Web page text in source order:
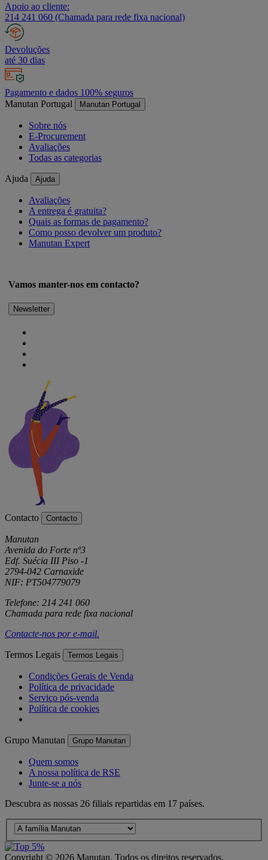
Apoio ao cliente:
214 241 060 (Chamada para rede fixa nacional)
Devoluções
até 30 dias
Pagamento e dados 100% seguros
Manutan Portugal
Manutan Portugal
Sobre nós
E-Procurement
Avaliações
Todas as categorias
Ajuda Ajuda
Avaliações
A entrega é gratuita?
Quais as formas de pagamento?
Como posso devolver um produto?
Manutan Expert
Vamos manter-nos em contacto?
Newsletter
Contacto Contacto
Manutan
Avenida do Forte nº3
Edf. Suécia III Piso -1
2794-042 Carnaxide
NIF: PT504779079
Telefone: 214 241 060
Chamada para rede fixa nacional
Contacte-nos pore-mail.
Termos Legais Termos Legais
Condições Gerais de Venda
Política de privacidade
Serviço pós-venda
Política de cookies
Grupo Manutan Grupo Manutan
Quem somos
A nossa política de RSE
Junte-se a nós
Descubra as nossas 26 filiais repartidas em 17 países.
Copyright © 2026 Manutan. Todos os direitos reservados.